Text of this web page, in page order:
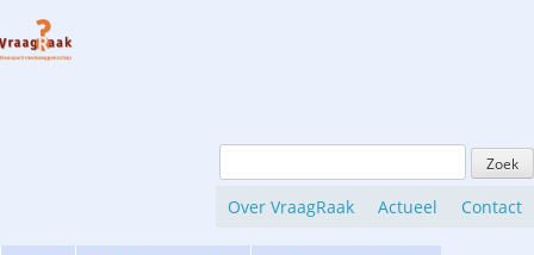
to
naar:
Over VraagRaak Actueel Contact